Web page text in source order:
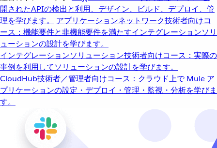
開されたAPIの検出と利用、デザイン、ビルド、デプロイ、管
理を学びます。
アプリケーションネットワーク技術者向けコ
ース：機能要件と非機能要件を満たすインテグレーションソリ
ューションの設計を学びます。
インテグレーションソリューション技術者向けコース：実際の
事例を利用してソリューションの設計を学びます。
CloudHub技術者／管理者向けコース：クラウド上で Mule ア
プリケーションの設定・デプロイ・管理・監視・分析を学びま
す。